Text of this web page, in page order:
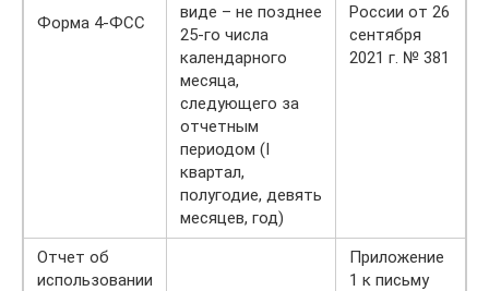
Форма 4-ФСС
виде – не позднее
25-го числа
календарного
месяца,
следующего за
отчетным
периодом (I
квартал,
полугодие, девять
месяцев, год)
России от 26
сентября
2021 г. № 381
Отчет об
использовании
Приложение
1 к письму